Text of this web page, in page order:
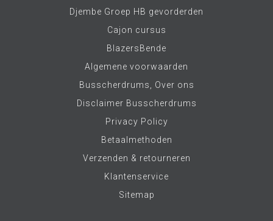
Djembe Groep HB gevorderden
Cajon cursus
BlazersBende
Algemene voorwaarden
Busscherdrums, Over ons
Disclaimer Busscherdrums
Privacy Policy
Betaalmethoden
Verzenden & retourneren
Klantenservice
Sitemap